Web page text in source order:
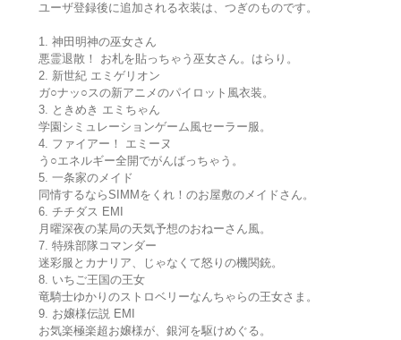
ユーザ登録後に追加される衣装は、つぎのものです。
1. 神田明神の巫女さん
悪霊退散！ お札を貼っちゃう巫女さん。はらり。
2. 新世紀 エミゲリオン
ガ○ナッ○スの新アニメのパイロット風衣装。
3. ときめき エミちゃん
学園シミュレーションゲーム風セーラー服。
4. ファイアー！ エミーヌ
う○エネルギー全開でがんばっちゃう。
5. 一条家のメイド
同情するならSIMMをくれ！のお屋敷のメイドさん。
6. チチダス EMI
月曜深夜の某局の天気予想のおねーさん風。
7. 特殊部隊コマンダー
迷彩服とカナリア、じゃなくて怒りの機関銃。
8. いちご王国の王女
竜騎士ゆかりのストロベリーなんちゃらの王女さま。
9. お嬢様伝説 EMI
お気楽極楽超お嬢様が、銀河を駆けめぐる。